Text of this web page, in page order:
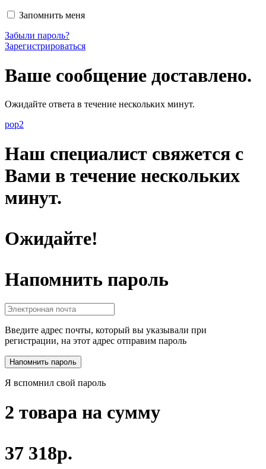
Запомнить меня
Забыли пароль?
Зарегистрироваться
Ваше сообщение доставлено.
Ожидайте ответа в течение нескольких минут.
pop2
Наш специалист свяжется с
Вами в течение нескольких
минут.
Ожидайте!
Напомнить пароль
Введите адрес почты, который вы указывали при
регистрации, на этот адрес отправим пароль
Я вспомнил свой пароль
2 товара на сумму
37 318р.